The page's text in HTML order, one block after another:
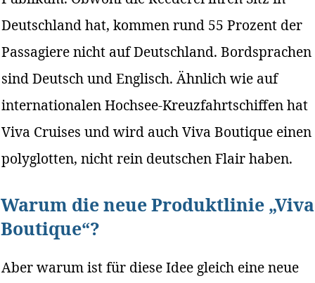
Deutschland hat, kommen rund 55 Prozent der
Passagiere nicht auf Deutschland. Bordsprachen
sind Deutsch und Englisch. Ähnlich wie auf
internationalen Hochsee-Kreuzfahrtschiffen hat
Viva Cruises und wird auch Viva Boutique einen
polyglotten, nicht rein deutschen Flair haben.
Warum die neue Produktlinie „Viva
Boutique“?
Aber warum ist für diese Idee gleich eine neue